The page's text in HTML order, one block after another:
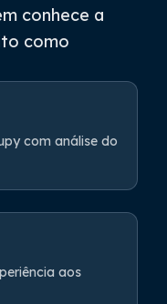
conhece a
como
com análise do
aos